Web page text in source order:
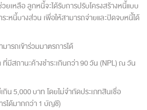
ยเหลือ ลูกหนี้จะได้รับการปรับโครงสร้างหนี้แบบ
ะหนี้บางส่วน เพื่อให้สามารถจ่ายและปิดจบหนี้ได้
ารถเข้าร่วมมาตรการได้
มีสถานะค้างชำระเกินกว่า 90 วัน (NPL) ณ วัน
น 5,000 บาท โดยไม่จำกัดประเภทสินเชื่อ
รได้มากกว่า 1 บัญชี)